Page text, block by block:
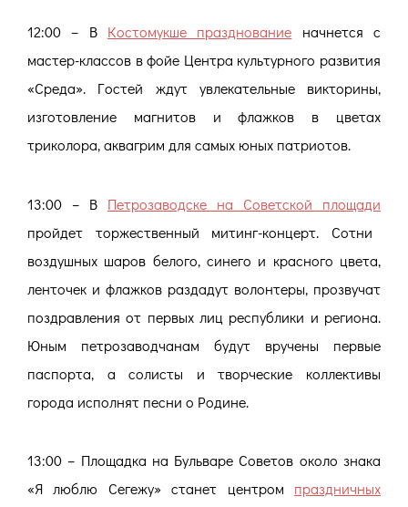
12:00 – В Костомукше празднование начнется с
мастер-классов в фойе Центра культурного развития
«Среда». Гостей ждут увлекательные викторины,
изготовление магнитов и флажков в цветах
триколора, аквагрим для самых юных патриотов.
13:00 – В Петрозаводске на Советской площади
пройдет торжественный митинг-концерт. Сотни
воздушных шаров белого, синего и красного цвета,
ленточек и флажков раздадут волонтеры, прозвучат
поздравления от первых лиц республики и региона.
Юным петрозаводчанам будут вручены первые
паспорта, а солисты и творческие коллективы
города исполнят песни о Родине.
13:00 – Площадка на Бульваре Советов около знака
«Я люблю Сегежу» станет центром праздничных